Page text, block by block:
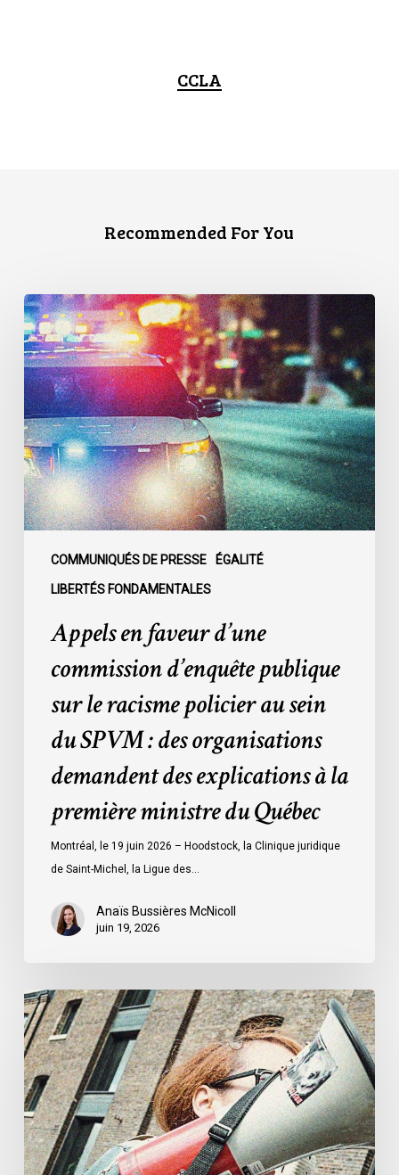
CCLA
Recommended For You
COMMUNIQUÉS DE PRESSE ÉGALITÉ
LIBERTÉS FONDAMENTALES
Appels
en
faveur
d’une
commission
d’enquête
publique
sur
le
racisme
policier
SPVM
organisations
explications
ministre
Québec
Appels en faveur d’une
commission d’enquête publique
sur le racisme policier au sein
du SPVM : des organisations
demandent des explications à la
première ministre du Québec
Montréal, le 19 juin 2026 – Hoodstock, la Clinique juridique
de Saint-Michel, la Ligue des…
Anaïs Bussières McNicoll
juin 19, 2026
L’ACLC
se
joint
à
la
déclaration
de
la